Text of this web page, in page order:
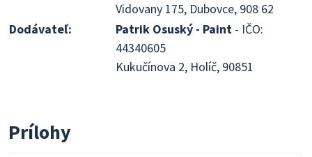
Vidovany 175, Dubovce, 908 62
Dodávateľ:
Patrik Osuský - Paint - IČO:
44340605
Kukučínova 2, Holíč, 90851
Prílohy